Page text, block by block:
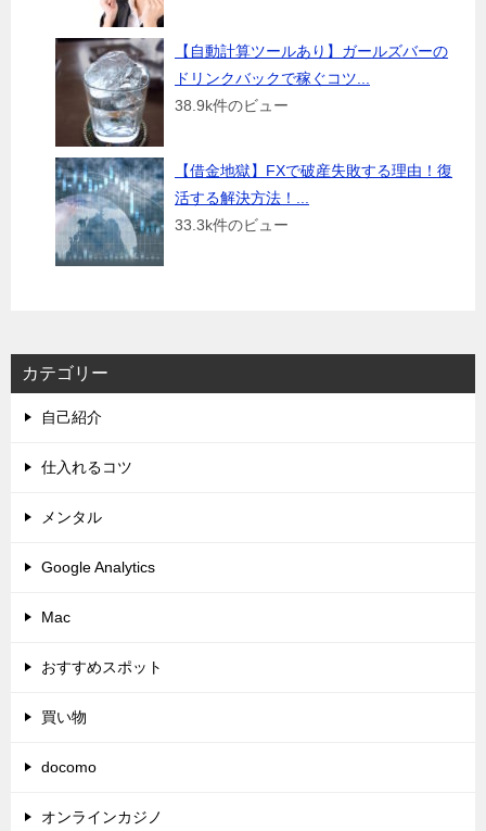
【自動計算ツールあり】ガールズバーの
ドリンクバックで稼ぐコツ...
38.9k件のビュー
【借金地獄】FXで破産失敗する理由！復
活する解決方法！...
33.3k件のビュー
カテゴリー
自己紹介
仕入れるコツ
メンタル
Google Analytics
Mac
おすすめスポット
買い物
docomo
オンラインカジノ